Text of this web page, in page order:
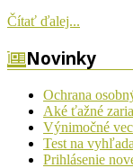
Čítať ďalej...
Novinky
Ochrana
Aké ťažné
Výnimočné
Test na
Prihlásenie